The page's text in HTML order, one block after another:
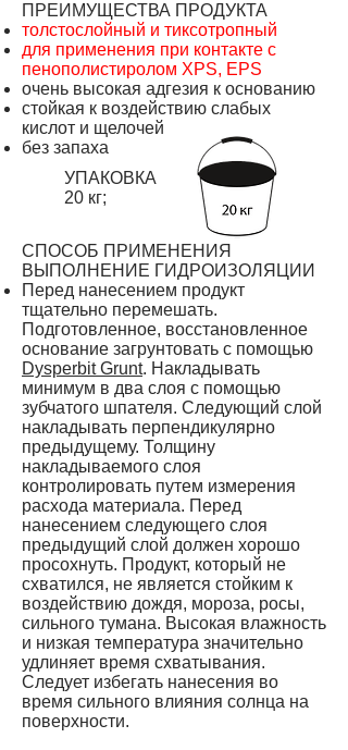
ПРЕИМУЩЕСТВА ПРОДУКТА
толстослойный и тиксотропный
для применения при контакте с
пенополистиролом XPS, EPS
очень высокая адгезия к основанию
стойкая к воздействию слабых
кислот и щелочей
без запаха​
УПАКОВКА
20 кг;
СПОСОБ ПРИМЕНЕНИЯ
ВЫПОЛНЕНИЕ ГИДРОИЗОЛЯЦИИ
Перед нанесением продукт
тщательно перемешать.
Подготовленное, восстановленное
основание загрунтовать с помощью
Dysperbit Grunt. Накладывать
минимум в два слоя с помощью
зубчатого шпателя. Следующий слой
накладывать перпендикулярно
предыдущему. Толщину
накладываемого слоя
контролировать путем измерения
расхода материала. Перед
нанесением следующего слоя
предыдущий слой должен хорошо
просохнуть. Продукт, который не
схватился, не является стойким к
воздействию дождя, мороза, росы,
сильного тумана. Высокая влажность
и низкая температура значительно
удлиняет время схватывания.
Следует избегать нанесения во
время сильного влияния солнца на
поверхности.